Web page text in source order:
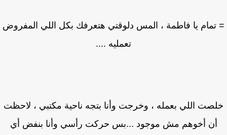
يا فاطمة ، المس دلوقتي هتعرفك بكل اللي المفروض
تعمليه ....
اللي بعمله ، وخرجت وأنا بتجه ناحية مكتبي ، لاحظت
أن أخوهم مش موجود ...بس حركت رأسي وأنا بنفض أي